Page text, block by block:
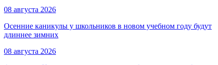
08 августа 2026
Осенние каникулы у школьников в новом учебном году будут
длиннее зимних
08 августа 2026